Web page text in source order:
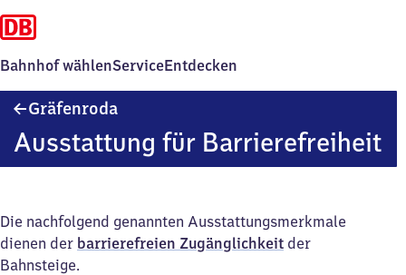
Bahnhof wählenServiceEntdecken
Gräfenroda
Ausstattung für Barrierefreiheit
Die nachfolgend genannten Ausstattungsmerkmale
dienen der barrierefreien Zugänglichkeit der
Bahnsteige.